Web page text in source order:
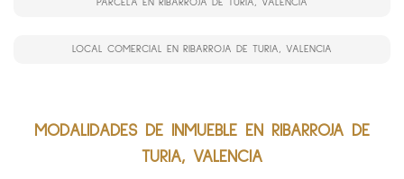
PARCELA EN RIBARROJA DE TURIA, VALENCIA
LOCAL COMERCIAL EN RIBARROJA DE TURIA, VALENCIA
MODALIDADES DE INMUEBLE EN RIBARROJA DE
TURIA, VALENCIA